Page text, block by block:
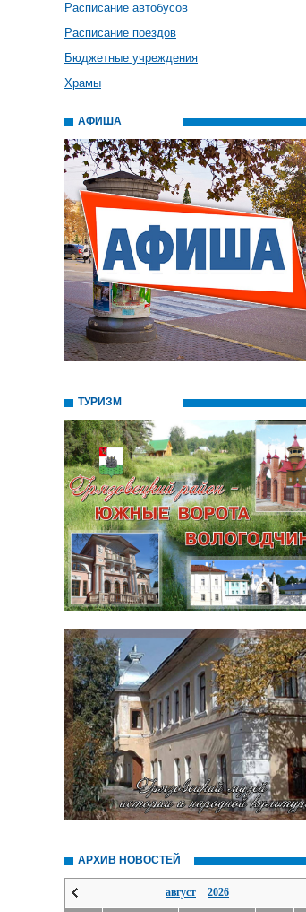
Расписание автобусов
Расписание поездов
Бюджетные учреждения
Храмы
АФИША
ТУРИЗМ
АРХИВ НОВОСТЕЙ
август 2026